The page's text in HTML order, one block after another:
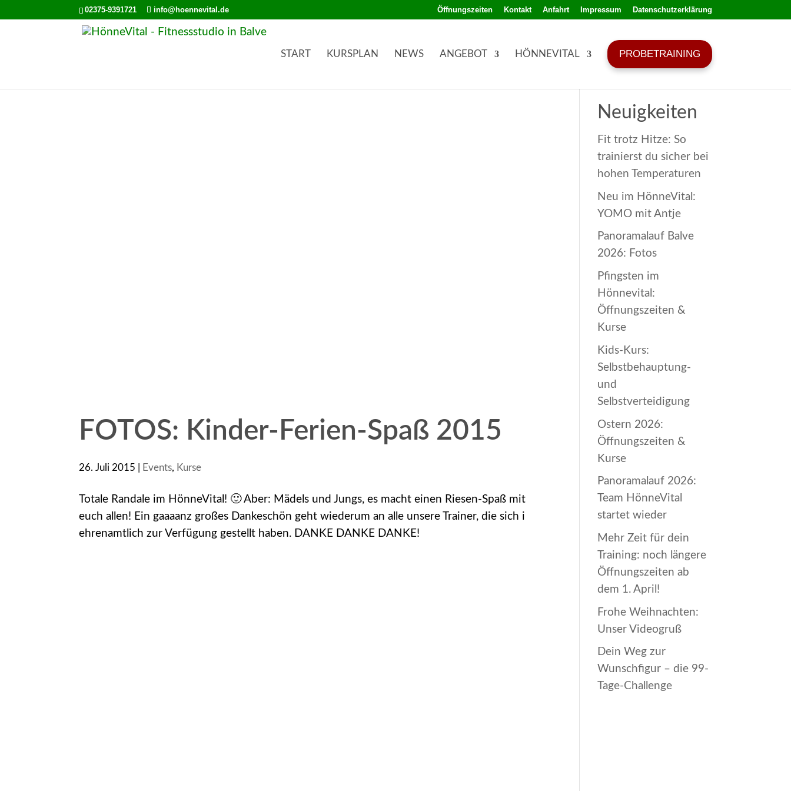
02375-9391721 info@hoennevital.de Öffnungszeiten Kontakt Anfahrt Impressum Datenschutzerklärung
START KURSPLAN NEWS ANGEBOT HÖNNEVITAL PROBETRAINING
FOTOS: Kinder-Ferien-Spaß 2015
26. Juli 2015 Events, Kurse
Totale Randale im HönneVital! 🙂 Aber: Mädels und Jungs, es macht einen Riesen-Spaß mit
euch allen! Ein gaaaanz großes Dankeschön geht wiederum an alle unsere Trainer, die sich i
ehrenamtlich zur Verfügung gestellt haben. DANKE DANKE DANKE!
Neuigkeiten
Fit trotz Hitze: So
trainierst du sicher bei
hohen Temperaturen
Neu im HönneVital:
YOMO mit Antje
Panoramalauf Balve
2026: Fotos
Pfingsten im
Hönnevital:
Öffnungszeiten &
Kurse
Kids-Kurs:
Selbstbehauptung-
und
Selbstverteidigung
Ostern 2026:
Öffnungszeiten &
Kurse
Panoramalauf 2026:
Team HönneVital
startet wieder
Mehr Zeit für dein
Training: noch längere
Öffnungszeiten ab
dem 1. April!
Frohe Weihnachten:
Unser Videogruß
Dein Weg zur
Wunschfigur – die 99-
Tage-Challenge